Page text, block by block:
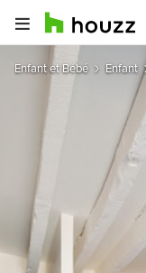
Enfant et Bébé Enfant